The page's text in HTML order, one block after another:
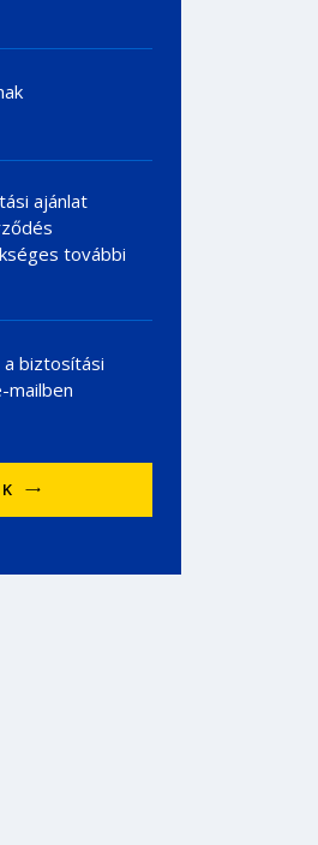
ajánlat
további
biztosítási
mailben